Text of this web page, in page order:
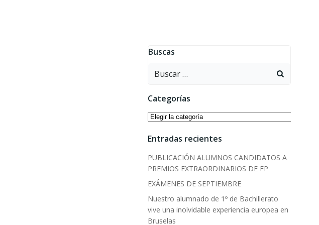
Buscas
Buscar:
Categorías
Categorías
Entradas recientes
PUBLICACIÓN ALUMNOS CANDIDATOS A
PREMIOS EXTRAORDINARIOS DE FP
EXÁMENES DE SEPTIEMBRE
Nuestro alumnado de 1º de Bachillerato
vive una inolvidable experiencia europea en
Bruselas